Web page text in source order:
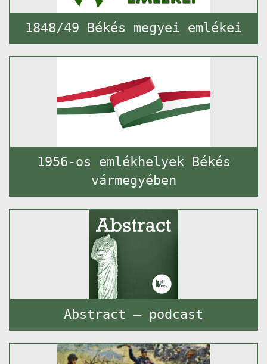
1848/49 Békés megyei emlékei
1956-os emlékhelyek Békés
vármegyében
Abstract – podcast